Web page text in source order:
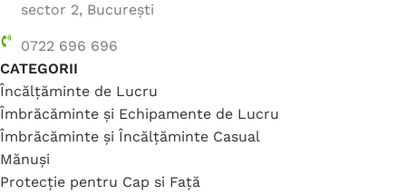
sector 2, București
0722 696 696
CATEGORII
Încălțăminte de Lucru
Îmbrăcăminte și Echipamente de Lucru
Îmbrăcăminte și Încălțăminte Casual
Mănuși
Protecție pentru Cap si Față